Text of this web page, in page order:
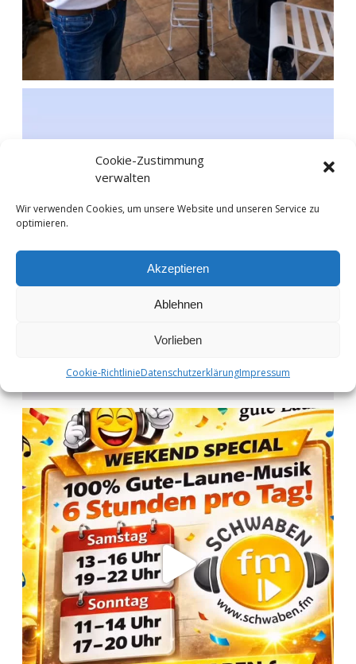
Cookie-Zustimmung
verwalten
Wir verwenden Cookies, um unsere Website und unseren Service zu
optimieren.
Akzeptieren
Ablehnen
Vorlieben
Cookie-RichtlinieDatenschutzerklärungImpressum